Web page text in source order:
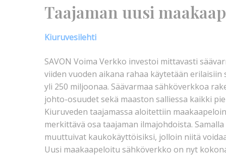
Taajaman uusi
Kiuruvesilehti
SAVON Voima Verkko investoi mittavasti
viiden vuoden aikana rahaa käytetään
yli 250 miljoonaa. Säävarmaa sähköverkkoa
johto-osuudet sekä maaston salliessa kaikki
Kiuruveden taajamassa aloitettiin
merkittävä osa taajaman ilmajohdoista.
muuttuivat kaukokäyttöisiksi, jolloin niitä
Uusi maakaapeloitu sähköverkko on nyt